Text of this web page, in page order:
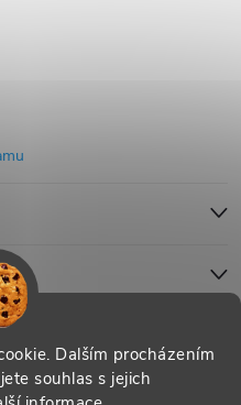
Dalším procházením
souhlas s jejich